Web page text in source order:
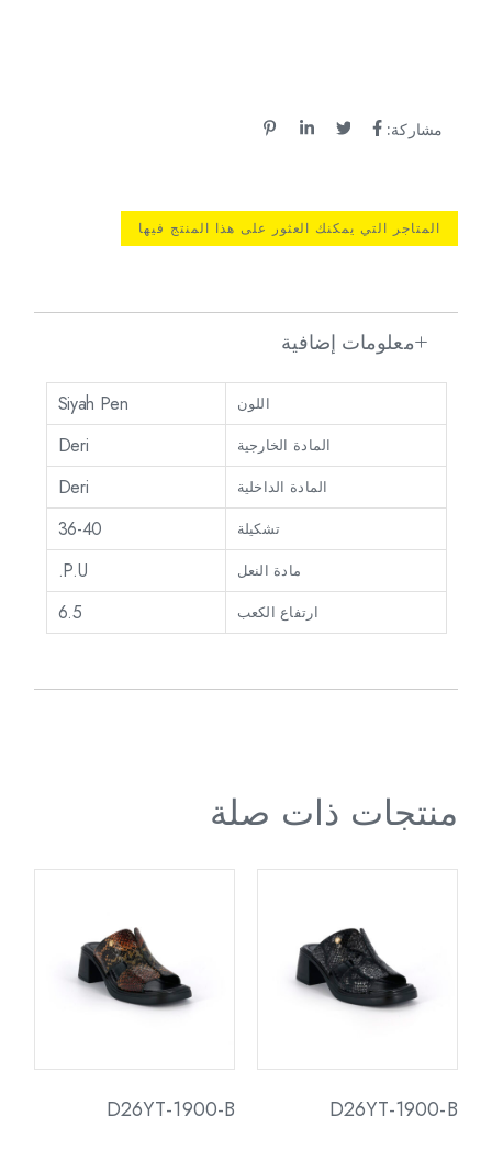
مشاركة:
المتاجر التي يمكنك العثور على هذا المنتج فيها
معلومات إضافية
اللون Siyah Pen
المادة الخارجية Deri
المادة الداخلية Deri
تشكيلة 36-40
مادة النعل P.U.
ارتفاع الكعب 6.5
منتجات ذات صلة
D26YT-1900-B
D26YT-1900-B